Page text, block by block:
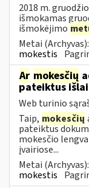
2018 m.
išmokamas
išmokėjimo
Metai (Archyvas):
mokestis
Ar mokesčių
pateiktus
Web turinio
Taip, mokesčių
pateiktus
mokesčio
įvairiose...
Metai (Archyvas):
mokestis